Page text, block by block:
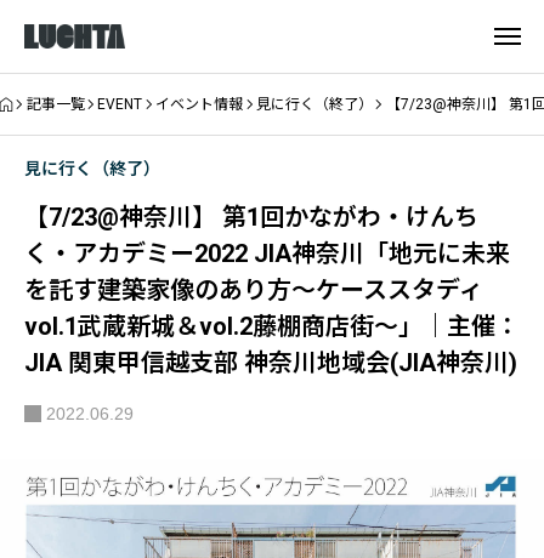
記事一覧 EVENT イベント情報 見に行く（終了） 【7/23@神奈川】 第1
見に行く（終了）
【7/23@神奈川】 第1回かながわ・けんち
く・アカデミー2022 JIA神奈川「地元に未来
を託す建築家像のあり方〜ケーススタディ
vol.1武蔵新城＆vol.2藤棚商店街〜」｜主催：
JIA 関東甲信越支部 神奈川地域会(JIA神奈川)
2022.06.29